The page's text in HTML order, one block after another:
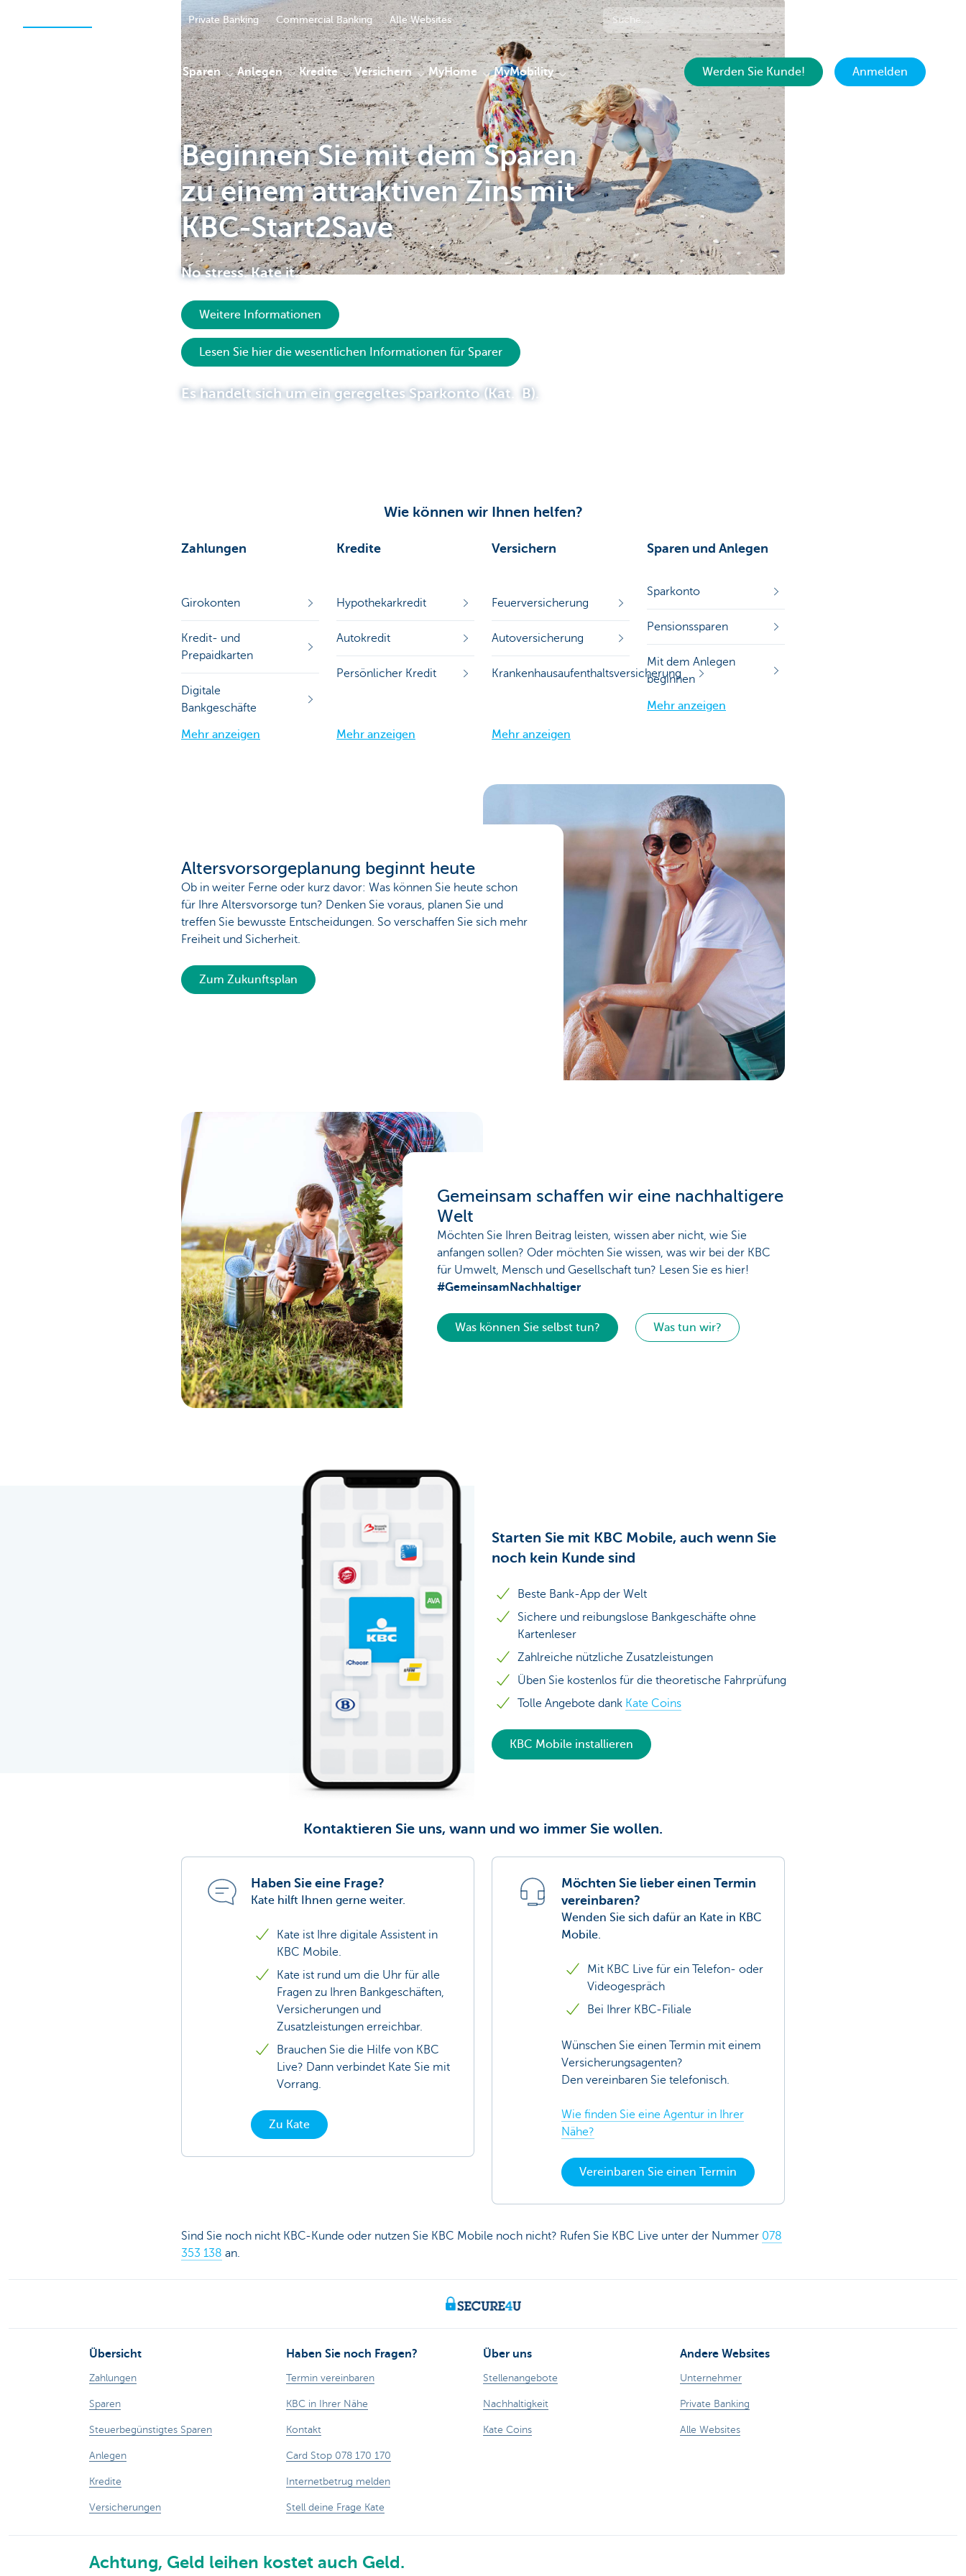
Private Banking Commercial Banking Alle Websites
Sparen Anlegen Kredite Versichern MyHome MyMobility Werden Sie Kunde! Anmelden
Beginnen Sie mit dem Sparen
zu einem attraktiven Zins mit
KBC-Start2Save
No stress. Kate it.
Weitere Informationen
Lesen Sie hier die wesentlichen Informationen für Sparer
Es handelt sich um ein geregeltes Sparkonto (Kat. B).
Wie können wir Ihnen helfen?
Zahlungen
Girokonten
Kredit- und
Prepaidkarten
Digitale
Bankgeschäfte
Mehr anzeigen
Kredite
Hypothekarkredit
Autokredit
Persönlicher Kredit
Mehr anzeigen
Versichern
Feuerversicherung
Autoversicherung
Krankenhausaufenthaltsversicherung
Mehr anzeigen
Sparen und Anlegen
Sparkonto
Pensionssparen
Mit dem Anlegen
beginnen
Mehr anzeigen
Altersvorsorgeplanung beginnt heute
Ob in weiter Ferne oder kurz davor: Was können Sie heute schon
für Ihre Altersvorsorge tun? Denken Sie voraus, planen Sie und
treffen Sie bewusste Entscheidungen. So verschaffen Sie sich mehr
Freiheit und Sicherheit.
Zum Zukunftsplan
Gemeinsam schaffen wir eine nachhaltigere
Welt
Möchten Sie Ihren Beitrag leisten, wissen aber nicht, wie Sie
anfangen sollen? Oder möchten Sie wissen, was wir bei der KBC
für Umwelt, Mensch und Gesellschaft tun? Lesen Sie es hier!
#GemeinsamNachhaltiger
Was können Sie selbst tun? Was tun wir?
Starten Sie mit KBC Mobile, auch wenn Sie
noch kein Kunde sind
Beste Bank-App der Welt
Sichere und reibungslose Bankgeschäfte ohne
Kartenleser
Zahlreiche nützliche Zusatzleistungen
Üben Sie kostenlos für die theoretische Fahrprüfung
Tolle Angebote dank Kate Coins
KBC Mobile installieren
Kontaktieren Sie uns, wann und wo immer Sie wollen.
Haben Sie eine Frage?
Kate hilft Ihnen gerne weiter.
Kate ist Ihre digitale Assistent in
KBC Mobile.
Kate ist rund um die Uhr für alle
Fragen zu Ihren Bankgeschäften,
Versicherungen und
Zusatzleistungen erreichbar.
Brauchen Sie die Hilfe von KBC
Live? Dann verbindet Kate Sie mit
Vorrang.
Zu Kate
Möchten Sie lieber einen Termin
vereinbaren?
Wenden Sie sich dafür an Kate in KBC
Mobile.
Mit KBC Live für ein Telefon- oder
Videogespräch
Bei Ihrer KBC-Filiale
Wünschen Sie einen Termin mit einem
Versicherungsagenten?
Den vereinbaren Sie telefonisch.
Wie finden Sie eine Agentur in Ihrer
Nähe?
Vereinbaren Sie einen Termin
Sind Sie noch nicht KBC-Kunde oder nutzen Sie KBC Mobile noch nicht? Rufen Sie KBC Live unter der Nummer 078
353 138 an.
Übersicht
Zahlungen
Sparen
Steuerbegünstigtes Sparen
Anlegen
Kredite
Versicherungen
Haben Sie noch Fragen?
Termin vereinbaren
KBC in Ihrer Nähe
Kontakt
Card Stop 078 170 170
Internetbetrug melden
Stell deine Frage Kate
Über uns
Stellenangebote
Nachhaltigkeit
Kate Coins
Andere Websites
Unternehmer
Private Banking
Alle Websites
Achtung, Geld leihen kostet auch Geld.